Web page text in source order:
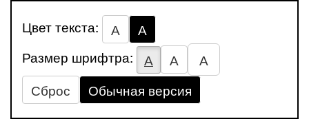
Цвет текста: А
А
Размер шрифтра:
А А
А
Сброс
Обычная версия